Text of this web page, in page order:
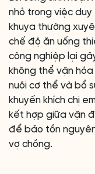
nhỏ trong việc duy
khuya thường
chế độ ăn uống
công nghiệp lại
không thể vận
nuôi cơ thể và bổ
khuyến khích chị
kết hợp giữa vận
để bảo tồn
vợ chồng.